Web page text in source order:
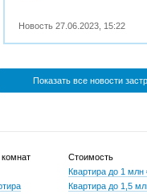
Новость27.06.2023 15:22
Показать все новости
Стоимость
Квартира до 1 млн
Квартира до 1,5